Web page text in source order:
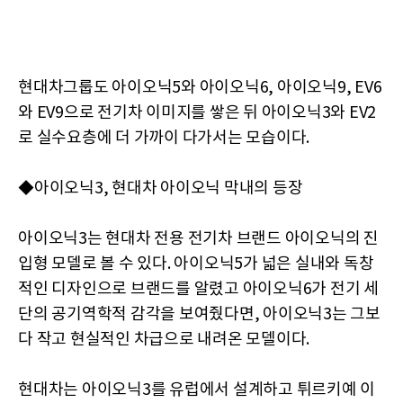
현대차그룹도 아이오닉5와 아이오닉6, 아이오닉9, EV6
와 EV9으로 전기차 이미지를 쌓은 뒤 아이오닉3와 EV2
로 실수요층에 더 가까이 다가서는 모습이다.
◆아이오닉3, 현대차 아이오닉 막내의 등장
아이오닉3는 현대차 전용 전기차 브랜드 아이오닉의 진
입형 모델로 볼 수 있다. 아이오닉5가 넓은 실내와 독창
적인 디자인으로 브랜드를 알렸고 아이오닉6가 전기 세
단의 공기역학적 감각을 보여줬다면, 아이오닉3는 그보
다 작고 현실적인 차급으로 내려온 모델이다.
현대차는 아이오닉3를 유럽에서 설계하고 튀르키예 이